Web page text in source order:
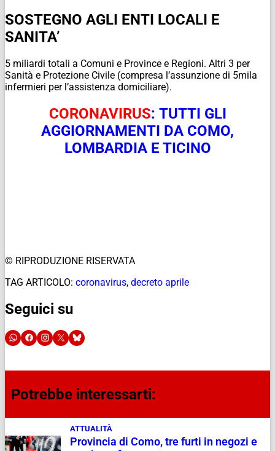
SOSTEGNO AGLI ENTI LOCALI E
SANITA’
5 miliardi totali a Comuni e Province e Regioni. Altri 3 per
Sanità e Protezione Civile (compresa l’assunzione di 5mila
infermieri per l’assistenza domiciliare).
CORONAVIRUS: TUTTI GLI
AGGIORNAMENTI DA COMO,
LOMBARDIA E TICINO
© RIPRODUZIONE RISERVATA
TAG ARTICOLO: coronavirus, decreto aprile
Seguici su
Potrebbe interessarti:
ATTUALITÀ
Provincia di Como, tre furti in negozi e